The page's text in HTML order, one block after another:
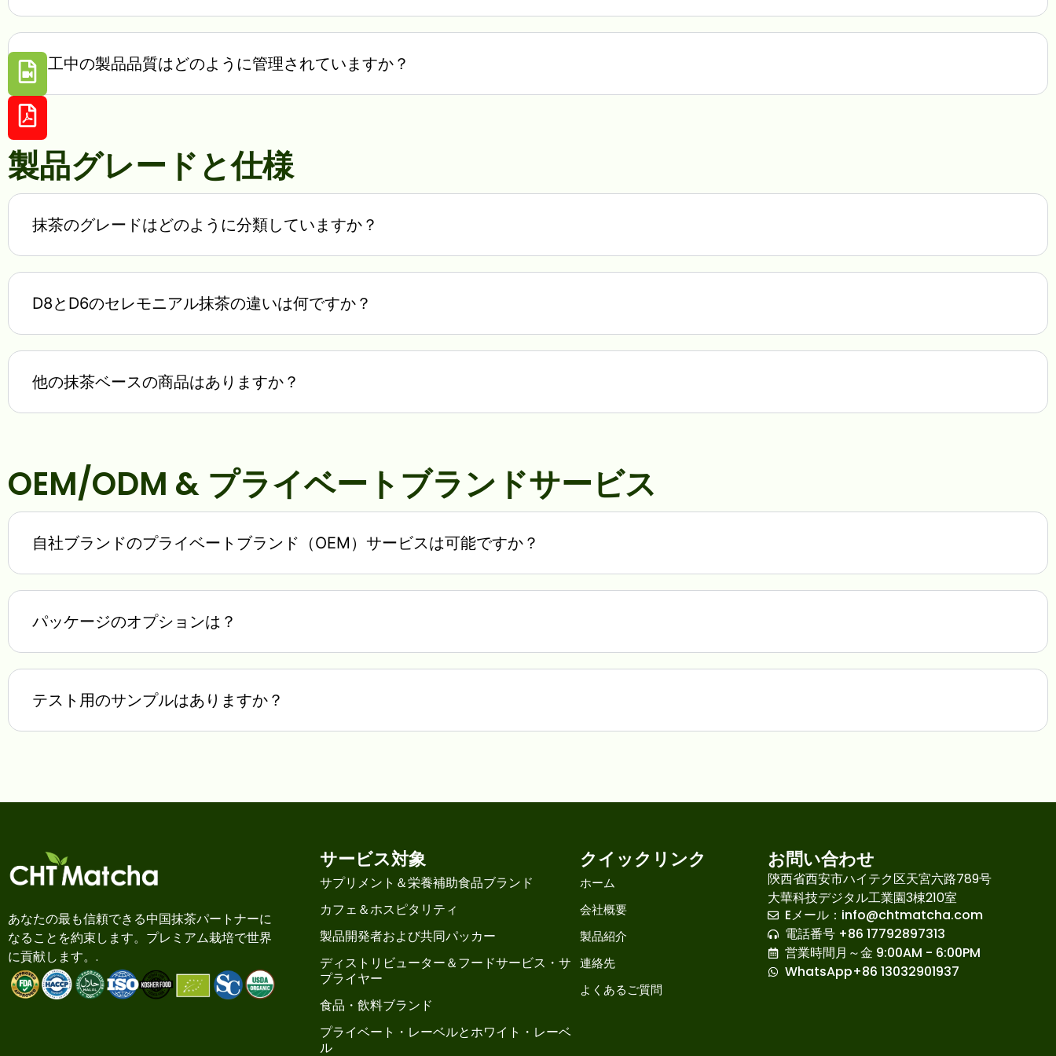
加工中の製品品質はどのように管理されていますか？
製品グレードと仕様
抹茶のグレードはどのように分類していますか？
D8とD6のセレモニアル抹茶の違いは何ですか？
他の抹茶ベースの商品はありますか？
OEM/ODM & プライベートブランドサービス
自社ブランドのプライベートブランド（OEM）サービスは可能ですか？
パッケージのオプションは？
テスト用のサンプルはありますか？
あなたの最も信頼できる中国抹茶パートナーに
なることを約束します。プレミアム栽培で世界
に貢献します。.
サービス対象
サプリメント＆栄養補助食品ブランド
カフェ＆ホスピタリティ
製品開発者および共同パッカー
ディストリビューター＆フードサービス・サ
プライヤー
食品・飲料ブランド
プライベート・レーベルとホワイト・レーベ
ル
クイックリンク
ホーム
会社概要
製品紹介
連絡先
よくあるご質問
お問い合わせ
陝西省西安市ハイテク区天宮六路789号
大華科技デジタル工業園3棟210室
Eメール： info@chtmatcha.com
電話番号 +86 17792897313
営業時間月～金 9:00AM - 6:00PM
WhatsApp+86 13032901937
Korean
Russian
French